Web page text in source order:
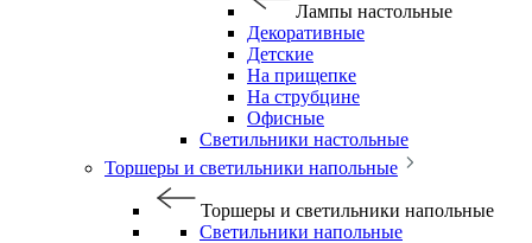
Лампы настольные
Декоративные
Детские
На прищепке
На струбцине
Офисные
Светильники настольные
Торшеры и светильники напольные
Торшеры и светильники напольные
Светильники напольные